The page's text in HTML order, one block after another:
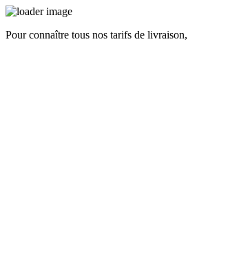
Pour connaître tous nos tarifs de livraison,